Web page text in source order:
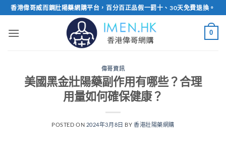
Skip
to
content
香港偉哥威而鋼壯陽藥網購平台，百分百正品假一罰十、30天免費退換。
0
偉哥資訊
美國黑金壯陽藥副作用有哪些？合理
用量如何確保健康？
POSTED ON 2024年3月8日 BY 香港壯陽藥網購